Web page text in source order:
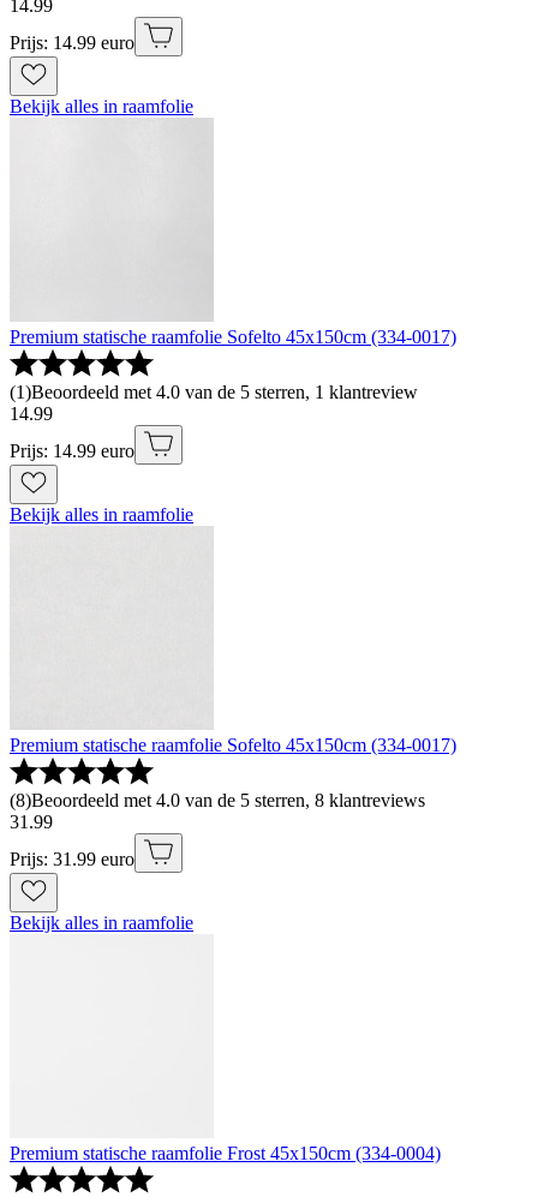
14.99
Prijs: 14.99 euro
Bekijk alles in raamfolie
Premium statische raamfolie Sofelto 45x150cm (334-0017)
(1)Beoordeeld met 4.0 van de 5 sterren, 1 klantreview
14.99
Prijs: 14.99 euro
Bekijk alles in raamfolie
Premium statische raamfolie Sofelto 45x150cm (334-0017)
(8)Beoordeeld met 4.0 van de 5 sterren, 8 klantreviews
31 .99
Prijs: 31.99 euro
Bekijk alles in raamfolie
Premium statische raamfolie Frost 45x150cm (334-0004)